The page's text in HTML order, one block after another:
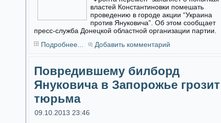
властей Константиновки помешать
проведению в городе акции “Украина
против Януковича”. Об этом сообщает
пресс-служба Донецкой областной организации партии.
Подробнее...
Добавить комментарий
Повредившему билборд
Януковича в Запорожье грозит
тюрьма
09.10.2013 23:46